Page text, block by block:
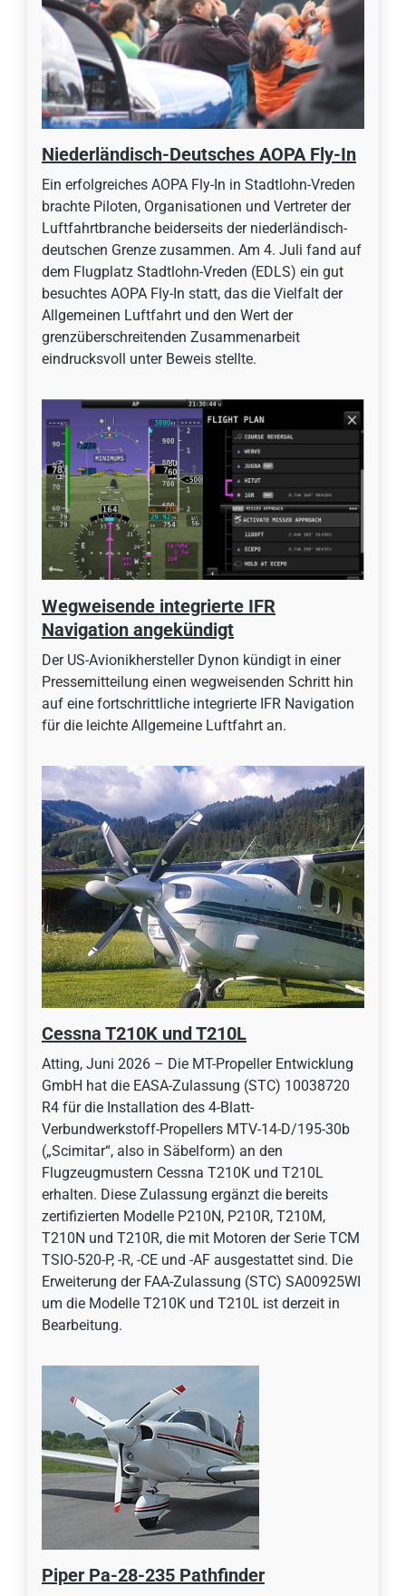
Niederländisch-Deutsches AOPA Fly-In
Ein erfolgreiches AOPA Fly-In in Stadtlohn-Vreden
brachte Piloten, Organisationen und Vertreter der
Luftfahrtbranche beiderseits der niederländisch-
deutschen Grenze zusammen. Am 4. Juli fand auf
dem Flugplatz Stadtlohn-Vreden (EDLS) ein gut
besuchtes AOPA Fly-In statt, das die Vielfalt der
Allgemeinen Luftfahrt und den Wert der
grenzüberschreitenden Zusammenarbeit
eindrucksvoll unter Beweis stellte.
Wegweisende integrierte IFR
Navigation angekündigt
Der US-Avionikhersteller Dynon kündigt in einer
Pressemitteilung einen wegweisenden Schritt hin
auf eine fortschrittliche integrierte IFR Navigation
für die leichte Allgemeine Luftfahrt an.
Cessna T210K und T210L
Atting, Juni 2026 – Die MT-Propeller Entwicklung
GmbH hat die EASA-Zulassung (STC) 10038720
R4 für die Installation des 4-Blatt-
Verbundwerkstoff-Propellers MTV-14-D/195-30b
(„Scimitar“, also in Säbelform) an den
Flugzeugmustern Cessna T210K und T210L
erhalten. Diese Zulassung ergänzt die bereits
zertifizierten Modelle P210N, P210R, T210M,
T210N und T210R, die mit Motoren der Serie TCM
TSIO-520-P, -R, -CE und -AF ausgestattet sind. Die
Erweiterung der FAA-Zulassung (STC) SA00925WI
um die Modelle T210K und T210L ist derzeit in
Bearbeitung.
Piper Pa-28-235 Pathfinder